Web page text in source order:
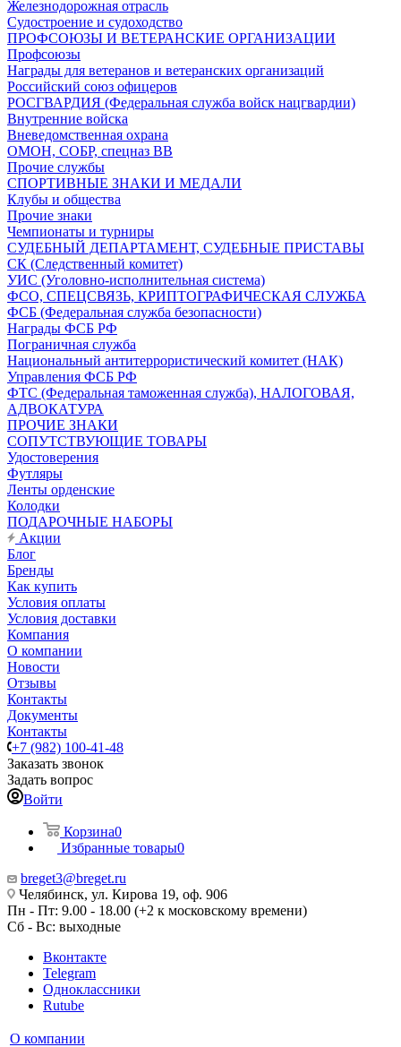
Железнодорожная отрасль
Судостроение и судоходство
ПРОФСОЮЗЫ И ВЕТЕРАНСКИЕ ОРГАНИЗАЦИИ
Профсоюзы
Награды для ветеранов и ветеранских организаций
Российский союз офицеров
РОСГВАРДИЯ (Федеральная служба войск нацгвардии)
Внутренние войска
Вневедомственная охрана
ОМОН, СОБР, спецназ ВВ
Прочие службы
СПОРТИВНЫЕ ЗНАКИ И МЕДАЛИ
Клубы и общества
Прочие знаки
Чемпионаты и турниры
СУДЕБНЫЙ ДЕПАРТАМЕНТ, СУДЕБНЫЕ ПРИСТАВЫ
СК (Следственный комитет)
УИС (Уголовно-исполнительная система)
ФСО, СПЕЦСВЯЗЬ, КРИПТОГРАФИЧЕСКАЯ СЛУЖБА
ФСБ (Федеральная служба безопасности)
Награды ФСБ РФ
Пограничная служба
Национальный антитеррористический комитет (НАК)
Управления ФСБ РФ
ФТС (Федеральная таможенная служба), НАЛОГОВАЯ,
АДВОКАТУРА
ПРОЧИЕ ЗНАКИ
СОПУТСТВУЮЩИЕ ТОВАРЫ
Удостоверения
Футляры
Ленты орденские
Колодки
ПОДАРОЧНЫЕ НАБОРЫ
Акции
Блог
Бренды
Как купить
Условия оплаты
Условия доставки
Компания
О компании
Новости
Отзывы
Контакты
Документы
Контакты
+7 (982) 100-41-48
Заказать звонок
Задать вопрос
Войти
Корзина0
Избранные товары0
breget3@breget.ru
Челябинск, ул. Кирова 19, оф. 906
Пн - Пт: 9.00 - 18.00 (+2 к московскому времени)
Сб - Вс: выходные
Вконтакте
Telegram
Одноклассники
Rutube
О компании